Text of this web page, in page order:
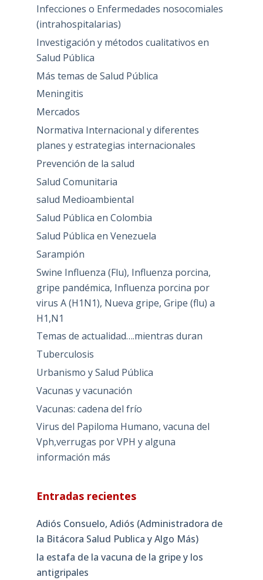
Infecciones o Enfermedades nosocomiales
(intrahospitalarias)
Investigación y métodos cualitativos en
Salud Pública
Más temas de Salud Pública
Meningitis
Mercados
Normativa Internacional y diferentes
planes y estrategias internacionales
Prevención de la salud
Salud Comunitaria
salud Medioambiental
Salud Pública en Colombia
Salud Pública en Venezuela
Sarampión
Swine Influenza (Flu), Influenza porcina,
gripe pandémica, Influenza porcina por
virus A (H1N1), Nueva gripe, Gripe (flu) a
H1,N1
Temas de actualidad….mientras duran
Tuberculosis
Urbanismo y Salud Pública
Vacunas y vacunación
Vacunas: cadena del frío
Virus del Papiloma Humano, vacuna del
Vph,verrugas por VPH y alguna
información más
Entradas recientes
Adiós Consuelo, Adiós (Administradora de
la Bitácora Salud Publica y Algo Más)
la estafa de la vacuna de la gripe y los
antigripales